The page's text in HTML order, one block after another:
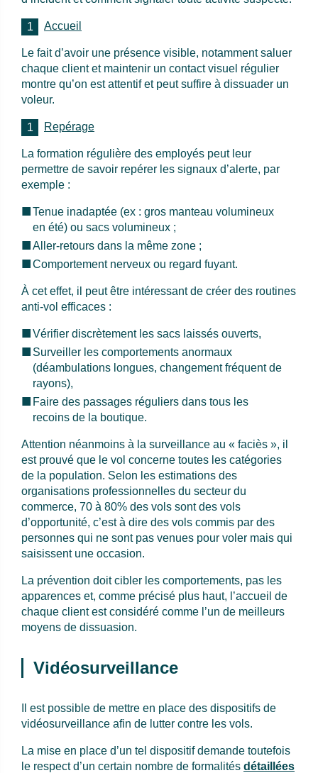
Accueil
Le fait d’avoir une présence visible, notamment saluer
chaque client et maintenir un contact visuel régulier
montre qu’on est attentif et peut suffire à dissuader un
voleur.
Repérage
La formation régulière des employés peut leur
permettre de savoir repérer les signaux d’alerte, par
exemple :
Tenue inadaptée (ex : gros manteau volumineux
en été) ou sacs volumineux ;
Aller-retours dans la même zone ;
Comportement nerveux ou regard fuyant.
À cet effet, il peut être intéressant de créer des routines
anti-vol efficaces :
Vérifier discrètement les sacs laissés ouverts,
Surveiller les comportements anormaux
(déambulations longues, changement fréquent de
rayons),
Faire des passages réguliers dans tous les
recoins de la boutique.
Attention néanmoins à la surveillance au « faciès », il
est prouvé que le vol concerne toutes les catégories
de la population. Selon les estimations des
organisations professionnelles du secteur du
commerce, 70 à 80% des vols sont des vols
d’opportunité, c’est à dire des vols commis par des
personnes qui ne sont pas venues pour voler mais qui
saisissent une occasion.
La prévention doit cibler les comportements, pas les
apparences et, comme précisé plus haut, l’accueil de
chaque client est considéré comme l’un de meilleurs
moyens de dissuasion.
Vidéosurveillance
Il est possible de mettre en place des dispositifs de
vidéosurveillance afin de lutter contre les vols.
La mise en place d’un tel dispositif demande toutefois
le respect d’un certain nombre de formalités détaillées